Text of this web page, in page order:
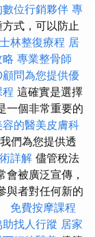
位行銷夥伴 專
式，可以防止
士林整復療程 居
專業整骨師
顧問為您提供優
這確實是選擇
一個非常重要的
的醫美皮膚科
們為您提供透
詳解 儘管稅法
被廣泛宣傳，
與者對任何新的
免費按摩課程
助找人行蹤 居家